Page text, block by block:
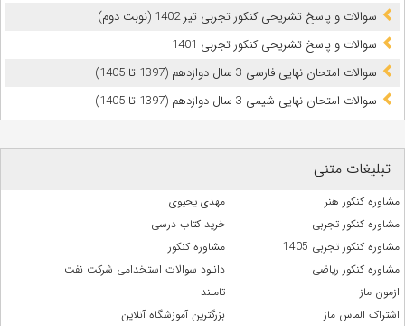
سوالات و پاسخ تشریحی کنکور تجربی تیر 1402 (نوبت دوم)
سوالات و پاسخ تشریحی کنکور تجربی 1401
سوالات امتحان نهایی فارسی 3 سال دوازدهم (1397 تا 1405)
سوالات امتحان نهایی شیمی 3 سال دوازدهم (1397 تا 1405)
تبلیغات متنی
مشاوره کنکور هنر
مهدی یحیوی
مشاوره کنکور تجربی
خرید کتاب درسی
مشاوره کنکور تجربی 1405
مشاوره کنکور
مشاوره کنکور ریاضی
دانلود سوالات استخدامی شرکت نفت
ازمون ماز
تاملند
اشتراک الماس ماز
بزرگترین آموزشگاه آنلاین